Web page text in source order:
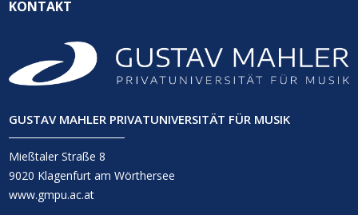
KONTAKT
GUSTAV MAHLER PRIVATUNIVERSITÄT FÜR MUSIK
Mießtaler Straße 8
9020 Klagenfurt am Wörthersee
www.gmpu.ac.at